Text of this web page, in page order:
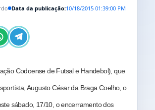
Data da publicação:10/18/2015 01:39:00 PM
Codoense de Futsal e Handebol), que
Augusto César da Braga Coelho, o
sábado, 17/10, o encerramento dos